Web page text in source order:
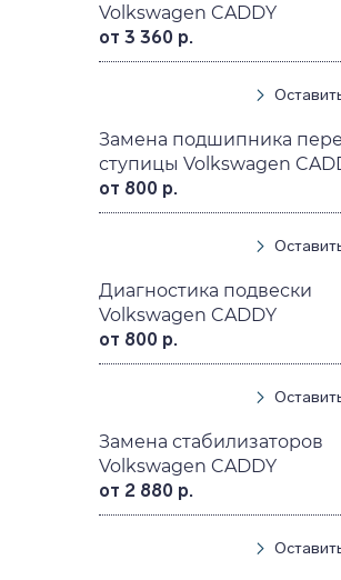
Volkswagen CADDY
от 3 360 р.
Замена подшипника
ступицы Volkswagen
от 800 р.
Диагностика подвески
Volkswagen CADDY
от 800 р.
Замена стабилизаторов
Volkswagen CADDY
от 2 880 р.